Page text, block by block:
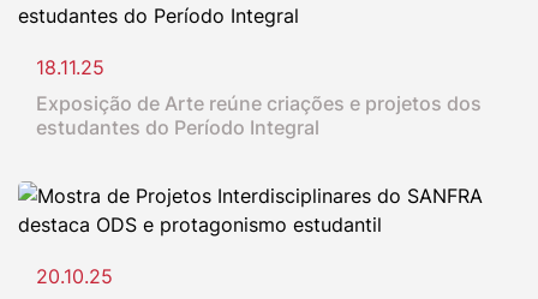
18.11.25
Exposição de Arte reúne criações e projetos dos
estudantes do Período Integral
20.10.25